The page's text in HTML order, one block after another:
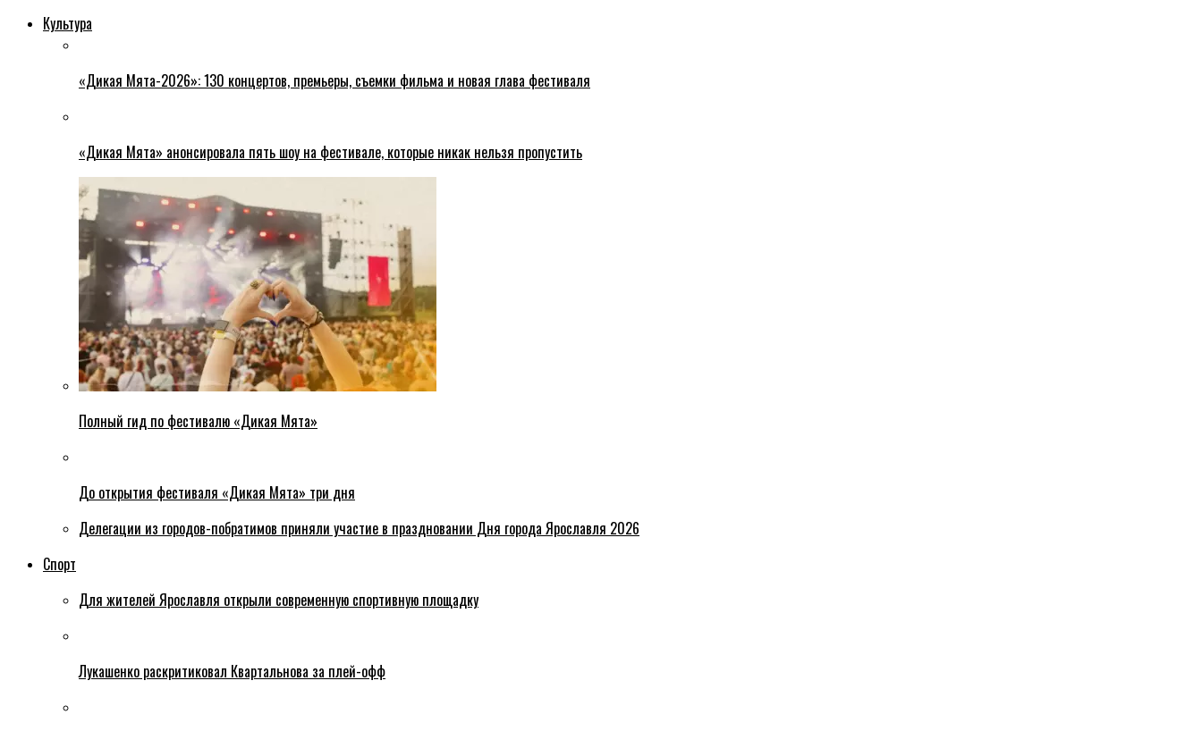
Культура
«Дикая Мята-2026»: 130 концертов, премьеры, съемки фильма и новая глава фестиваля
«Дикая Мята» анонсировала пять шоу на фестивале, которые никак нельзя пропустить
Полный гид по фестивалю «Дикая Мята»
До открытия фестиваля «Дикая Мята» три дня
Делегации из городов-побратимов приняли участие в праздновании Дня города Ярославля 2026
Спорт
Для жителей Ярославля открыли современную спортивную площадку
Лукашенко раскритиковал Квартальнова за плей-офф